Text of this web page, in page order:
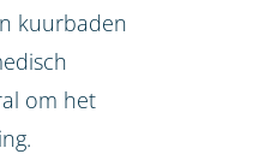
kuurbaden
om het